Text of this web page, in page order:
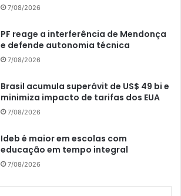
7/08/2026
PF reage a interferência de Mendonça
e defende autonomia técnica
7/08/2026
Brasil acumula superávit de US$ 49 bi e
minimiza impacto de tarifas dos EUA
7/08/2026
Ideb é maior em escolas com
educação em tempo integral
7/08/2026